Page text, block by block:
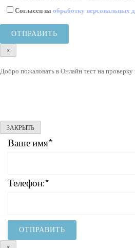
Согласен на обработку персональных
×
Добро пожаловать в Онлайн тест на проверку
ЗАКРЫТЬ
Ваше имя*
Телефон:*